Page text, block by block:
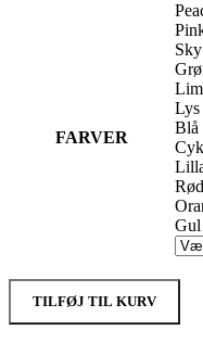
FARVER
Lys
Blå
Rød
Gul
TILFØJ TIL KURV